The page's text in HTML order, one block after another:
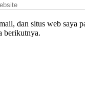
dan situs web saya
berikutnya.